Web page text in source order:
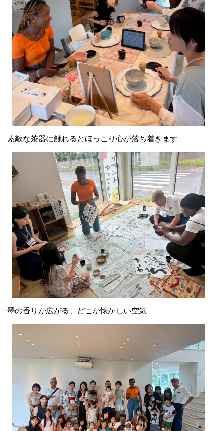
素敵な茶器に触れるとほっこり心が落ち着きます
墨の香りが広がる、どこか懐かしい空気